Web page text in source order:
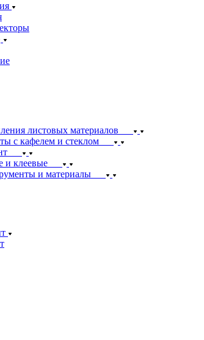
листовых материалов
с кафелем и стеклом
и клеевые
и материалы